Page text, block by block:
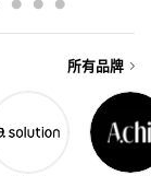
所有品牌